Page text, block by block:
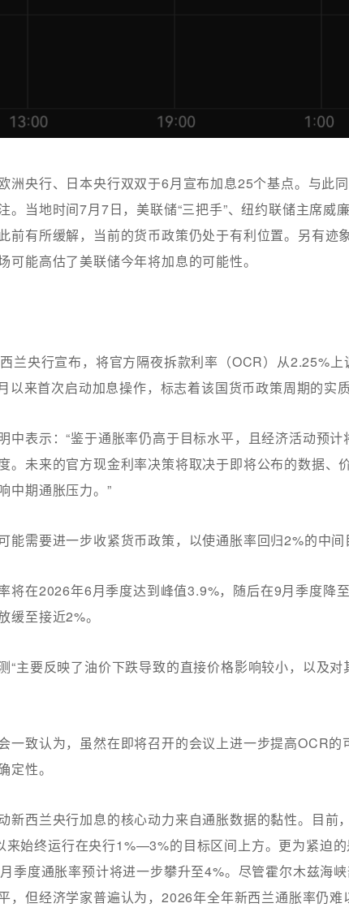
洲央行、日本央行双双于6月宣布加息25个基点。与此
。当地时间7月7日，美联储“三把手”、纽约联储主席威
前有所缓解，当前的货币政策仍处于有利位置。另有迹
可能高估了美联储今年将加息的可能性。
兰央行宣布，将官方隔夜拆款利率（OCR）从2.25%
以来首次启动加息操作，标志着该国货币政策周期的实质
中表示：“鉴于通胀率仍高于目标水平，且经济活动预
。未来的官方现金利率决策将取决于即将公布的数据、
中期通胀压力。”
能需要进一步收紧货币政策，以使通胀率回归2%的中间
将在2026年6月季度达到峰值3.9%，随后在9月季度降
缓至接近2%。
“主要反映了油价下跌导致的直接价格影响较小，以及
一致认为，虽然在即将召开的会议上进一步提高OCR的
定性。
新西兰央行加息的核心动力来自通胀数据的黏性。目前
来始终运行在央行1%—3%的目标区间上方。更为紧迫
季度通胀率预计将进一步攀升至4%。尽管霍尔木兹海
，但经济学家普遍认为，2026年全年新西兰通胀率仍难